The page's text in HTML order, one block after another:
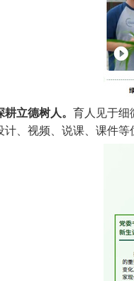
立德树人。 育人见于细
、视频、说课、课件等